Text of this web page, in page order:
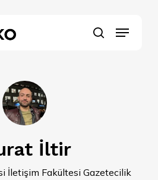
search
Menu
İltir
İletişim Fakültesi Gazetecilik